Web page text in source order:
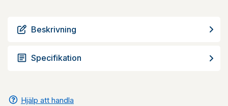
Beskrivning
Specifikation
Hjälp att handla